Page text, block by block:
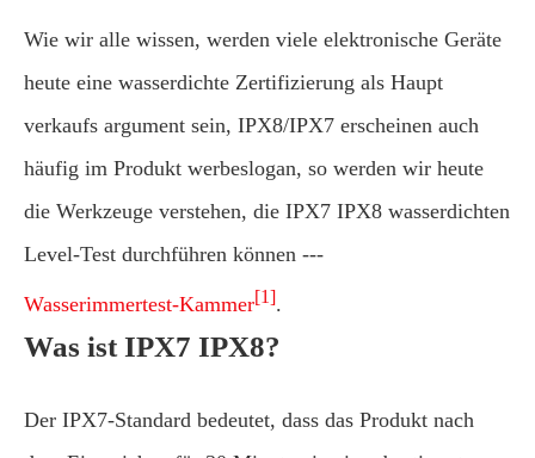
Wie wir alle wissen, werden viele elektronische Geräte
heute eine wasserdichte Zertifizierung als Haupt
verkaufs argument sein, IPX8/IPX7 erscheinen auch
häufig im Produkt werbeslogan, so werden wir heute
die Werkzeuge verstehen, die IPX7 IPX8 wasserdichten
Level-Test durchführen können ---
Wasserimmertest-Kammer[1].
Was ist IPX7 IPX8?
Der IPX7-Standard bedeutet, dass das Produkt nach